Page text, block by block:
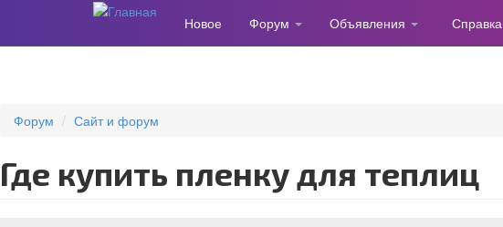
Новое Форум Объявления Справка
Форум Сайт и форум
где купить пленку для теплиц